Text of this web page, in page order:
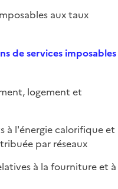
aux taux
de services imposables
logement et
à l'énergie calorifique et
par réseaux
à la fourniture et à